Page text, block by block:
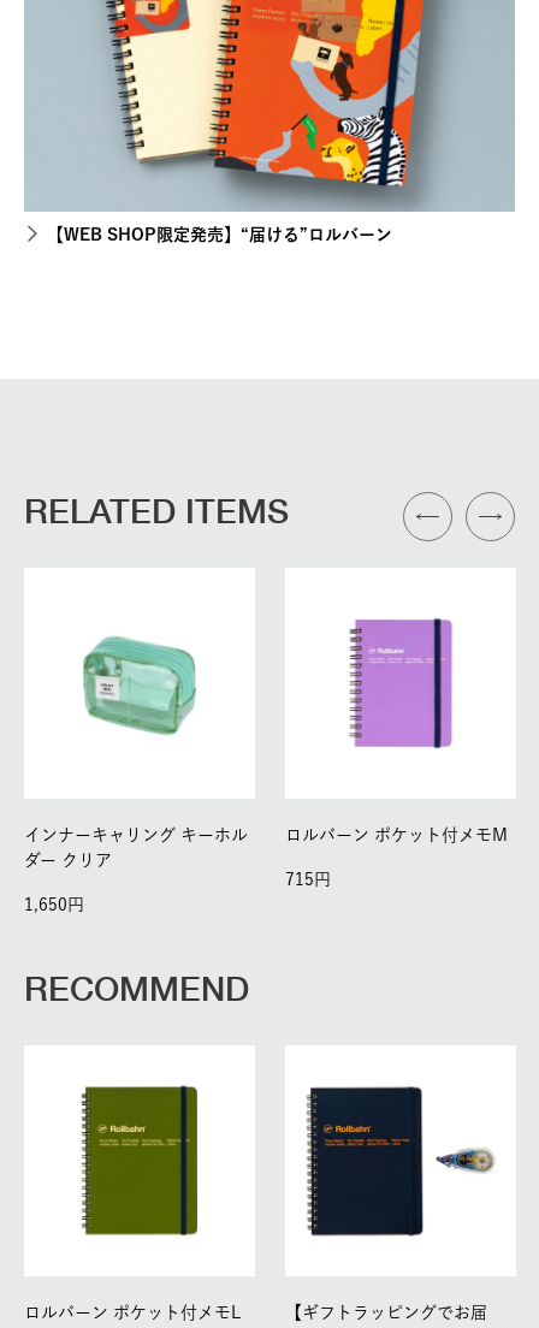
【WEB SHOP限定発売】“届ける”ロルバーン
RELATED ITEMS
インナーキャリング キーホル
ダー クリア
1,650
ロルバーン ポケット付メモM
715
RECOMMEND
ロルバーン ポケット付メモL
【ギフトラッピングでお届